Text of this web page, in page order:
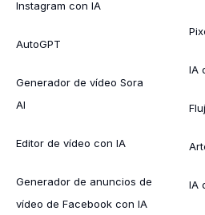
Instagram con IA
AutoGPT
Generador de vídeo Sora
AI
Editor de vídeo con IA
Generador de anuncios de
vídeo de Facebook con IA
IA
IA